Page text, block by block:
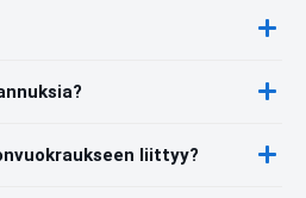
liittyy?